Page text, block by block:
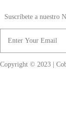
Suscríbete a nuestro
Copyright © 2023 |